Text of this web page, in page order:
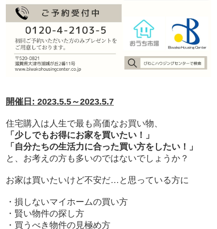
開催日: 2023.5.5～2023.5.7
住宅購入は人生で最も高価なお買い物、
「少しでもお得にお家を買いたい！」
「自分たちの生活力に合った買い方をしたい！」
と、お考えの方も多いのではないでしょうか？
お家は買いたいけど不安だ…と思っている方に
・損しないマイホームの買い方
・賢い物件の探し方
・買うべき物件の見極め方